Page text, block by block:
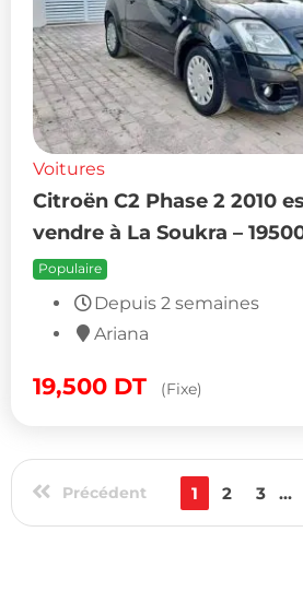
Voitures
Citroën C2 Phase 2 2010
vendre à La Soukra –
Populaire
Depuis 2 semaines
Ariana
19,500 DT (Fixe)
Précédent 1 2 3 ...